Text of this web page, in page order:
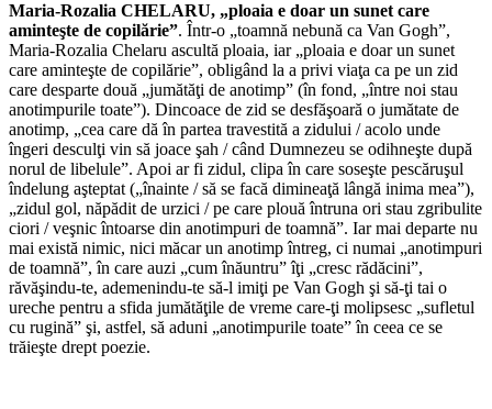
Maria-Rozalia CHELARU, „ploaia e doar un sunet care
aminteşte de copilărie”. Într-o „toamnă nebună ca Van Gogh”,
Maria-Rozalia Chelaru ascultă ploaia, iar „ploaia e doar un sunet
care aminteşte de copilărie”, obligând la a privi viaţa ca pe un zid
care desparte două „jumătăţi de anotimp” (în fond, „între noi stau
anotimpurile toate”). Dincoace de zid se desfăşoară o jumătate de
anotimp, „cea care dă în partea travestită a zidului / acolo unde
îngeri desculţi vin să joace şah / când Dumnezeu se odihneşte după
norul de libelule”. Apoi ar fi zidul, clipa în care soseşte pescăruşul
îndelung aşteptat („înainte / să se facă dimineaţă lângă inima mea”),
„zidul gol, năpădit de urzici / pe care plouă întruna ori stau zgribulite
ciori / veşnic întoarse din anotimpuri de toamnă”. Iar mai departe nu
mai există nimic, nici măcar un anotimp întreg, ci numai „anotimpuri
de toamnă”, în care auzi „cum înăuntru” îţi „cresc rădăcini”,
răvăşindu-te, ademenindu-te să-l imiţi pe Van Gogh şi să-ţi tai o
ureche pentru a sfida jumătăţile de vreme care-ţi molipsesc „sufletul
cu rugină” şi, astfel, să aduni „anotimpurile toate” în ceea ce se
trăieşte drept poezie.